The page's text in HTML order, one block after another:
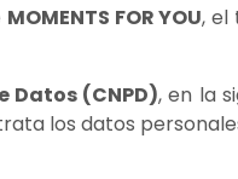
MOMENTS FOR YOU, el
Datos (CNPD), en la
los datos